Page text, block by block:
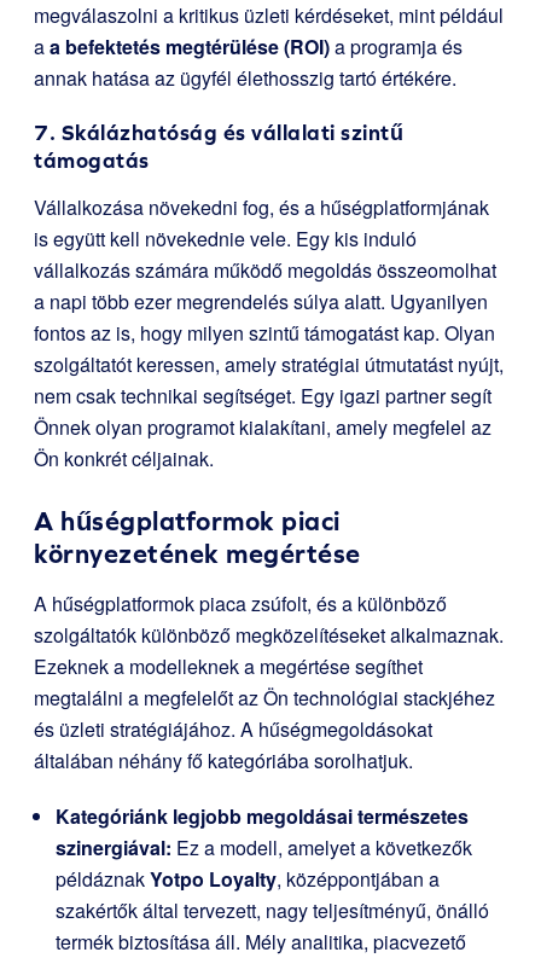
megválaszolni a kritikus üzleti kérdéseket, mint például
aa befektetés megtérülése (ROI)a programja és
annak hatása az ügyfél élethosszig tartó értékére.
7. Skálázhatóság és vállalati szintű
támogatás
Vállalkozása növekedni fog, és a hűségplatformjának
is együtt kell növekednie vele. Egy kis induló
vállalkozás számára működő megoldás összeomolhat
a napi több ezer megrendelés súlya alatt. Ugyanilyen
fontos az is, hogy milyen szintű támogatást kap. Olyan
szolgáltatót keressen, amely stratégiai útmutatást nyújt,
nem csak technikai segítséget. Egy igazi partner segít
Önnek olyan programot kialakítani, amely megfelel az
Ön konkrét céljainak.
A hűségplatformok piaci
környezetének megértése
A hűségplatformok piaca zsúfolt, és a különböző
szolgáltatók különböző megközelítéseket alkalmaznak.
Ezeknek a modelleknek a megértése segíthet
megtalálni a megfelelőt az Ön technológiai stackjéhez
és üzleti stratégiájához. A hűségmegoldásokat
általában néhány fő kategóriába sorolhatjuk.
Kategóriánk legjobb megoldásai természetes
szinergiával: Ez a modell, amelyet a következők
példáznakYotpo Loyalty, középpontjában a
szakértők által tervezett, nagy teljesítményű, önálló
termék biztosítása áll. Mély analitika, piacvezető